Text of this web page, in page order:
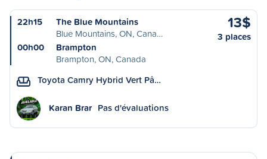
22h15
The Blue Mountains
Blue Mountains, ON, Cana…
00h00
Brampton
Brampton, ON, Canada
13$
3 places
Toyota Camry Hybrid Vert Pâ…
Karan Brar Pas d'évaluations